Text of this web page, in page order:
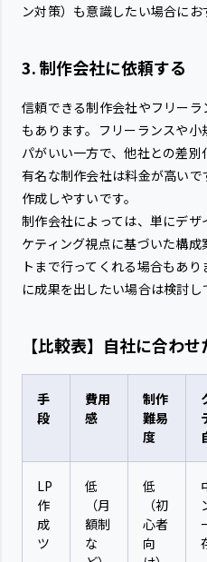
ン対策）も意識したい場合にお
3. 制作会社に依頼する
信頼できる制作会社やフリー
もあります。フリーランスや
パがいい一方で、他社との差別
有名な制作会社は料金が高い
作成しやすいです。
制作会社によっては、単にデ
ケティング視点に基づいた構
トまで行ってくれる場合もあ
に成果を出したい場合は検討し
【比較表】自社に合わ
手
段
費用
感
制作
難易
度
LP
作
成
ツ
低
（月
額制
な
低
（初
心者
向